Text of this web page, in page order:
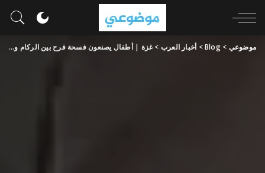
موضوعي >
Blog
> أخبار العرب >غزة | أطفال يصنعون فسحة فرح بين الركام والدمار